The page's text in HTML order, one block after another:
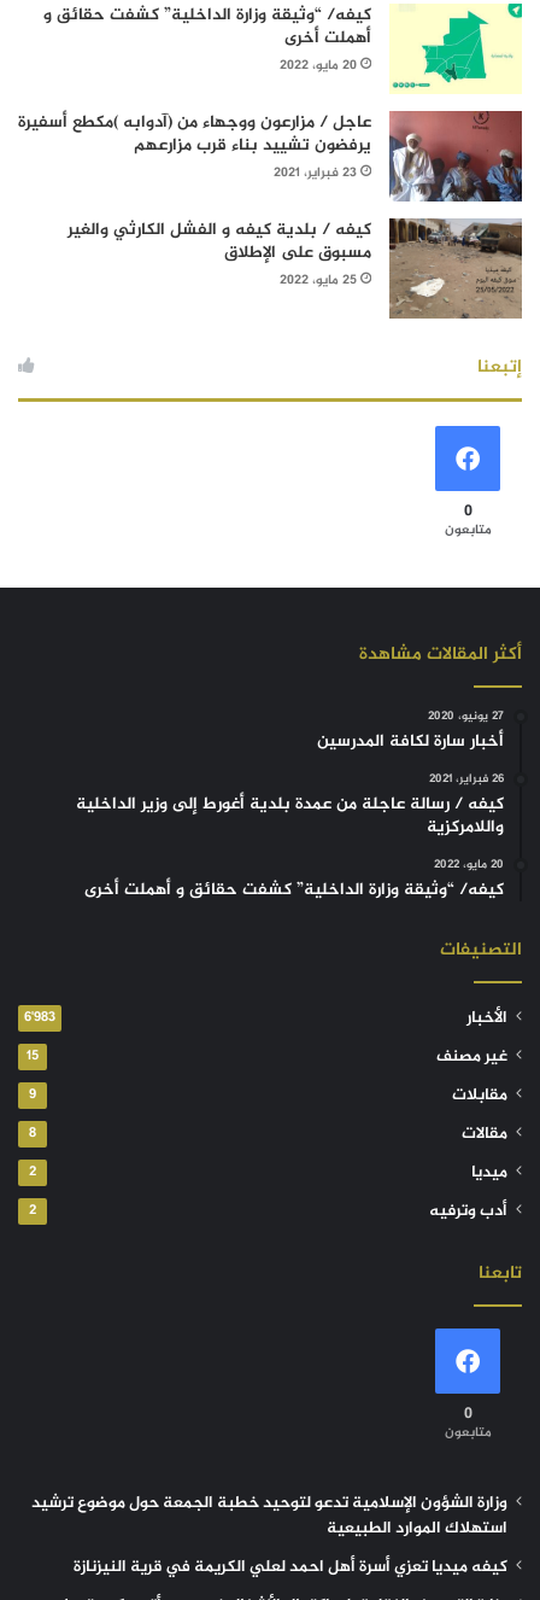
كيفه/ “وثيقة وزارة الداخلية” كشفت حقائق و
أهملت أخرى
20 مايو، 2022
عاجل / مزارعون ووجهاء من (آدوابه )مكطع أسفيرة
يرفضون تشييد بناء قرب مزارعهم
23 فبراير، 2021
كيفه / بلدية كيفه و الفشل الكارثي والغير
مسبوق على الإطلاق
25 مايو، 2022
إتبعنا
0
متابعون
أكثر المقالات مشاهدة
27 يونيو، 2020
أخبار سارة لكافة المدرسين
26 فبراير، 2021
كيفه / رسالة عاجلة من عمدة بلدية أغورط إلى وزير الداخلية
واللامركزية
20 مايو، 2022
كيفه/ “وثيقة وزارة الداخلية” كشفت حقائق و أهملت أخرى
التصنيفات
الأخبار 6٬983
غير مصنف 15
مقابلات 9
مقالات 8
ميديا 2
أدب وترفيه 2
تابعنا
0
متابعون
وزارة الشؤون الإسلامية تدعو لتوحيد خطبة الجمعة حول موضوع ترشيد
استهلاك الموارد الطبيعية
كيفه ميديا تعزي أسرة أهل احمد لعلي الكريمة في قرية النيزنازة